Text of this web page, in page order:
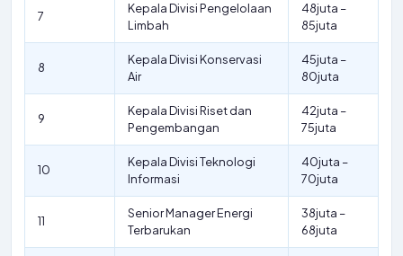
7
Kepala Divisi Pengelolaan
Limbah
48juta –
85juta
8
Kepala Divisi Konservasi
Air
45juta –
80juta
9
Kepala Divisi Riset dan
Pengembangan
42juta –
75juta
10
Kepala Divisi Teknologi
Informasi
40juta –
70juta
11
Senior Manager Energi
Terbarukan
38juta –
68juta